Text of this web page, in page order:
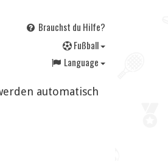
Brauchst du Hilfe?
Fußball
Language
automatisch